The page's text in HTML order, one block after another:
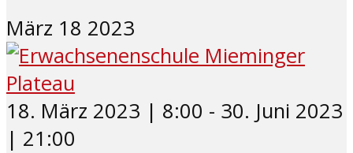
März 18 2023
18. März 2023 | 8:00 - 30. Juni 2023
| 21:00